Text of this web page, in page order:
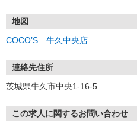
地図
COCO’S 牛久中央店
連絡先住所
茨城県牛久市中央1-16-5
この求人に関するお問い合わせ